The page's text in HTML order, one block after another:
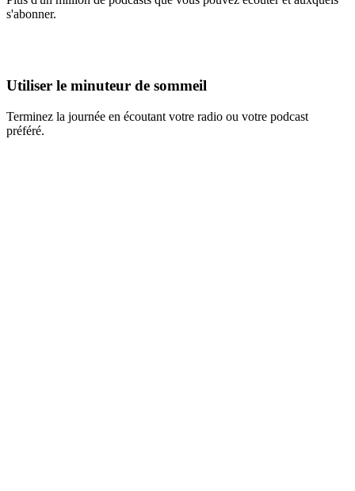
s'abonner.
Utiliser le minuteur de sommeil
Terminez la journée en écoutant votre radio ou votre podcast
préféré.